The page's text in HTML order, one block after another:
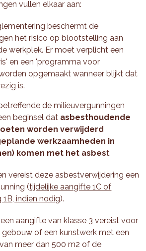
vullen elkaar aan:
beschermt de
het risico op blootstelling aan
werkplek. Er moet verplicht een
en een 'programma voor
opgemaakt wanneer blijkt dat
is.
de milieuvergunningen
beginsel dat asbesthoudende
worden verwijderd
werkzaamheden in
komen met het asbest.
vereist deze asbestverwijdering een
(tijdelijke aangifte 1C of
indien nodig).
aangifte van klasse 3 vereist voor
of een kunstwerk met een
meer dan 500 m2 of de